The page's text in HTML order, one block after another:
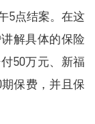
5点结案。在这
解具体的保险
50万元、新福
保费 ， 并且保